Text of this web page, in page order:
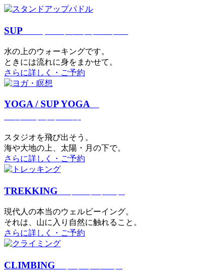
SUP
⽔の上のウォーキングです。
ときには流れに身をまかせて。
さらに詳しく・ご予約
YOGA / SUP YOGA
スタジオを⾶び出そう。
海や大地の上、太陽・⽉の下で。
さらに詳しく・ご予約
TREKKING
現代⼈の本当のウェルビーイング。
それは、⼭に⼊り⾃然に触れること。
さらに詳しく・ご予約
CLIMBING